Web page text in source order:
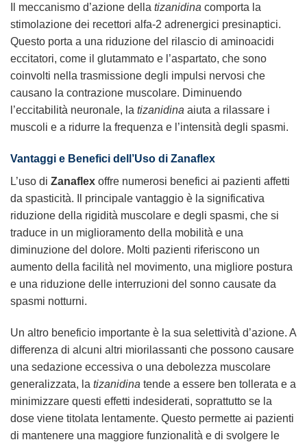
Il meccanismo d’azione della tizanidina comporta la
stimolazione dei recettori alfa-2 adrenergici presinaptici.
Questo porta a una riduzione del rilascio di aminoacidi
eccitatori, come il glutammato e l’aspartato, che sono
coinvolti nella trasmissione degli impulsi nervosi che
causano la contrazione muscolare. Diminuendo
l’eccitabilità neuronale, la tizanidina aiuta a rilassare i
muscoli e a ridurre la frequenza e l’intensità degli spasmi.
Vantaggi e Benefici dell’Uso di Zanaflex
L’uso di Zanaflex offre numerosi benefici ai pazienti affetti
da spasticità. Il principale vantaggio è la significativa
riduzione della rigidità muscolare e degli spasmi, che si
traduce in un miglioramento della mobilità e una
diminuzione del dolore. Molti pazienti riferiscono un
aumento della facilità nel movimento, una migliore postura
e una riduzione delle interruzioni del sonno causate da
spasmi notturni.
Un altro beneficio importante è la sua selettività d’azione. A
differenza di alcuni altri miorilassanti che possono causare
una sedazione eccessiva o una debolezza muscolare
generalizzata, la tizanidina tende a essere ben tollerata e a
minimizzare questi effetti indesiderati, soprattutto se la
dose viene titolata lentamente. Questo permette ai pazienti
di mantenere una maggiore funzionalità e di svolgere le